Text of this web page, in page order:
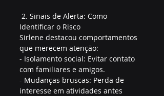
Identificar o Risco
Sirlene destacou comportamentos
que merecem atenção:
- Isolamento social: Evitar contato
com familiares e amigos.
- Mudanças bruscas: Perda de
interesse em atividades antes